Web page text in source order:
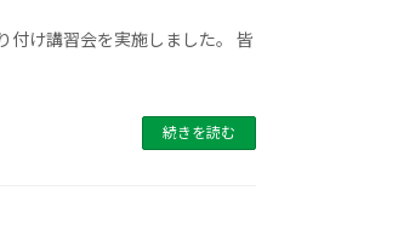
付け講習会を実施しました。 皆
続きを読む